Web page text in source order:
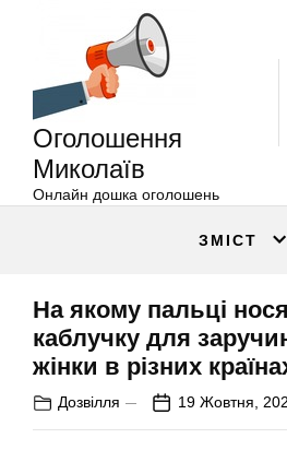
Оголошення
Миколаїв
Онлайн дошка оголошень
ЗМІСТ
На якому пальці
каблучку для
жінки в різних
Дозвілля 19 Жовтня,